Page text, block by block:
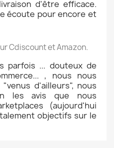
d'être efficace.
écoute pour encore et
Cdiscount et Amazon.
parfois ... douteux de
, nous nous
d'ailleurs", nous
les avis que nous
(aujourd'hui
objectifs sur le